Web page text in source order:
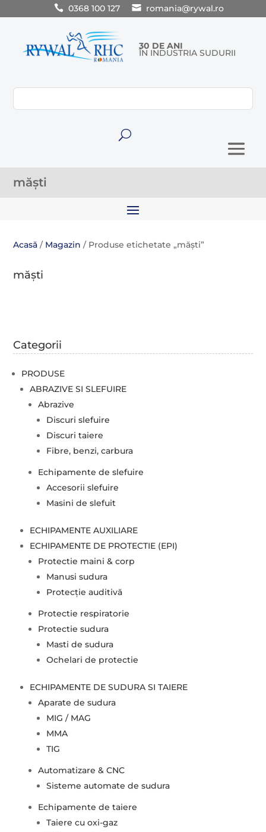
0368 100 127 romania@rywal.ro
30 DE ANI
ÎN INDUSTRIA SUDURII
U
măști
Acasă / Magazin / Produse etichetate „măști”
măști
Categorii
PRODUSE
ABRAZIVE SI SLEFUIRE
Abrazive
Discuri slefuire
Discuri taiere
Fibre, benzi, carbura
Echipamente de slefuire
Accesorii slefuire
Masini de slefuit
ECHIPAMENTE AUXILIARE
ECHIPAMENTE DE PROTECTIE (EPI)
Protectie maini & corp
Manusi sudura
Protecție auditivă
Protectie respiratorie
Protectie sudura
Masti de sudura
Ochelari de protectie
ECHIPAMENTE DE SUDURA SI TAIERE
Aparate de sudura
MIG / MAG
MMA
TIG
Automatizare & CNC
Sisteme automate de sudura
Echipamente de taiere
Taiere cu oxi-gaz